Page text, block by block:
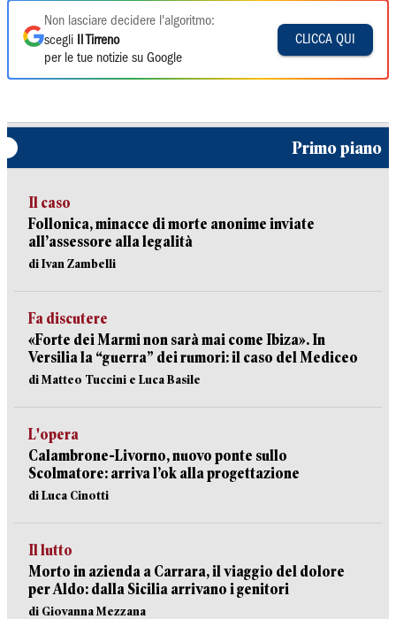
Non lasciare decidere l'algoritmo:
scegli
Il Tirreno
per le tue notizie su Google
CLICCA QUI
Primo piano
Il caso
Follonica, minacce di morte anonime inviate
all’assessore alla legalità
di Ivan Zambelli
Fa discutere
«Forte dei Marmi non sarà mai come Ibiza». In
Versilia la “guerra” dei rumori: il caso del Mediceo
di Matteo Tuccini e Luca Basile
L'opera
Calambrone-Livorno, nuovo ponte sullo
Scolmatore: arriva l’ok alla progettazione
di Luca Cinotti
Il lutto
Morto in azienda a Carrara, il viaggio del dolore
per Aldo: dalla Sicilia arrivano i genitori
di Giovanna Mezzana